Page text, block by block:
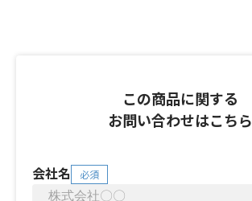
この商品に関する
お問い合わせはこちら
会社名 必須